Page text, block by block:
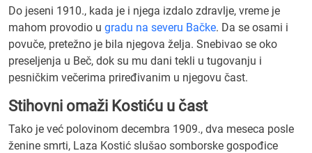
Do jeseni 1910., kada je i njega izdalo zdravlje, vreme je
mahom provodio u gradu na severu Bačke. Da se osami i
povuče, pretežno je bila njegova želja. Snebivao se oko
preseljenja u Beč, dok su mu dani tekli u tugovanju i
pesničkim večerima priređivanim u njegovu čast.
Stihovni omaži Kostiću u čast
Tako je već polovinom decembra 1909., dva meseca posle
ženine smrti, Laza Kostić slušao somborske gospođice